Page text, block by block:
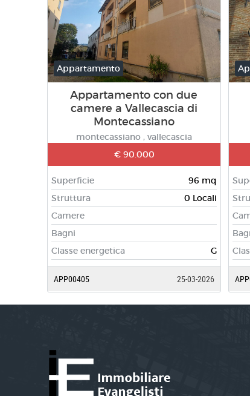
Appartamento
Appartamento con due
camere a Vallecascia di
Montecassiano
montecassiano , vallecascia
€ 90.000
Superficie
96 mq
Struttura
0 Locali
Camere
Bagni
Classe energetica
G
APP00405 25-03-2026